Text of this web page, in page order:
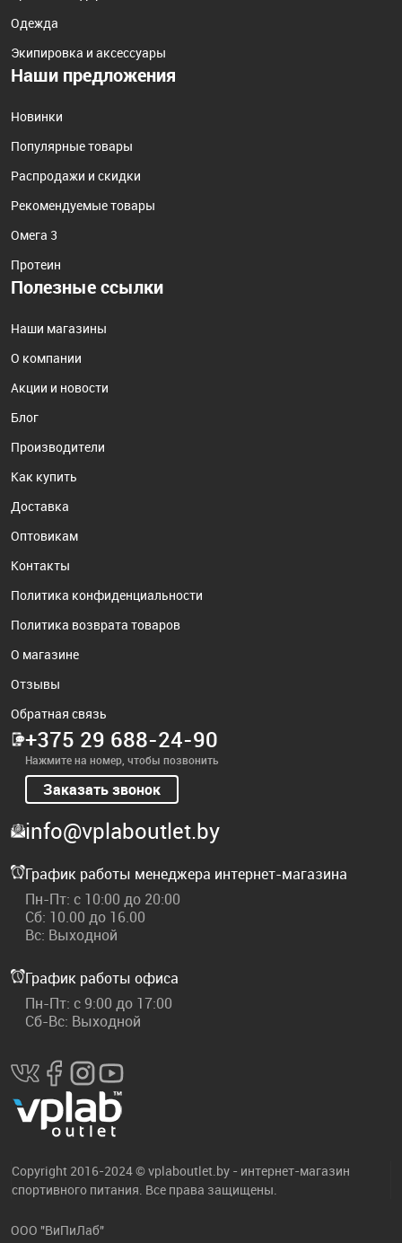
Одежда
Экипировка и аксессуары
Наши предложения
Новинки
Популярные товары
Распродажи и скидки
Рекомендуемые товары
Омега 3
Протеин
Полезные ссылки
Наши магазины
О компании
Акции и новости
Блог
Производители
Как купить
Доставка
Оптовикам
Контакты
Политика конфиденциальности
Политика возврата товаров
О магазине
Отзывы
Обратная связь
+375 29 688-24-90
Нажмите на номер, чтобы позвонить
Заказать звонок
info@vplaboutlet.by
График работы менеджера интернет-магазина
Пн-Пт: с 10:00 до 20:00
Сб: 10.00 до 16.00
Вс: Выходной
График работы офиса
Пн-Пт: с 9:00 до 17:00
Сб-Вс: Выходной
Copyright 2016-2024 © vplaboutlet.by - интернет-магазин
спортивного питания. Все права защищены.
ООО "ВиПиЛаб"